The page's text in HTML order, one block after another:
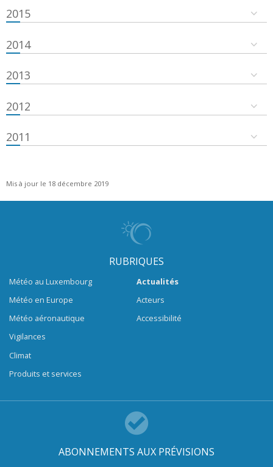
2015
2014
2013
2012
2011
Mis à jour le 18 décembre 2019
RUBRIQUES
Météo au Luxembourg
Météo en Europe
Météo aéronautique
Vigilances
Climat
Produits et services
Actualités
Acteurs
Accessibilité
ABONNEMENTS AUX PRÉVISIONS